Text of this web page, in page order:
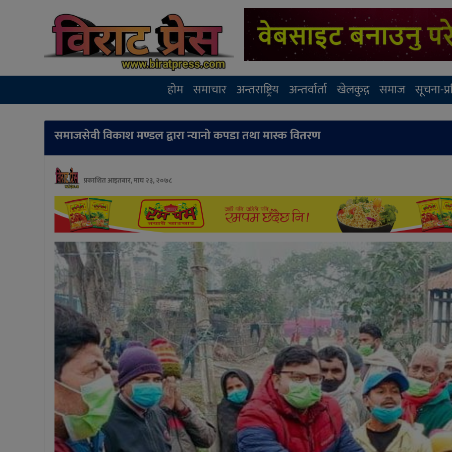
होम समाचार अन्तराष्ट्रिय अन्तर्वार्ता खेलकुद़़ समाज सूचना-
समाजसेवी विकाश मण्डल द्वारा न्यानो कपडा तथा मास्क वितरण
प्रकाशित आइतबार, माघ २३, २०७८